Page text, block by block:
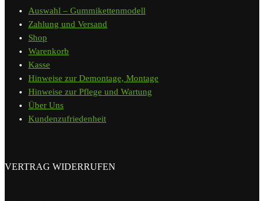
Auswahl – Gummikettenmodell
Zahlung und Versand
Shop
Warenkorb
Kasse
Hinweise zur Demontage, Montage
Hinweise zur Pflege und Wartung
Über Uns
Kundenzufriedenheit
VERTRAG WIDERRUFEN